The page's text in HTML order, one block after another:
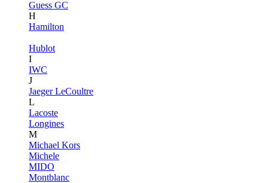
Guess GC
H
Hamilton
Hublot
I
IWC
J
Jaeger LeCoultre
L
Lacoste
Longines
M
Michael Kors
Michele
MIDO
Montblanc